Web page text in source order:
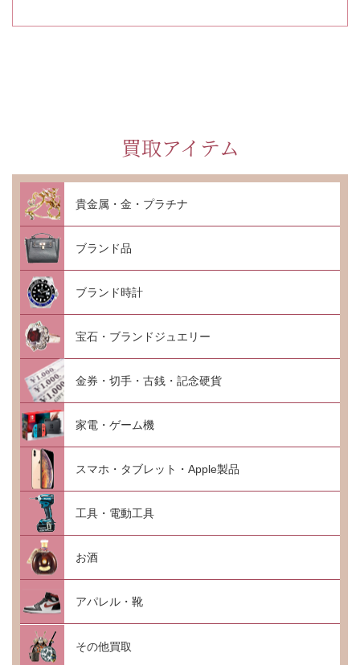
買取アイテム
貴金属・金・プラチナ
ブランド品
ブランド時計
宝石・ブランドジュエリー
金券・切手・古銭・記念硬貨
家電・ゲーム機
スマホ・タブレット・Apple製品
工具・電動工具
お酒
アパレル・靴
その他買取